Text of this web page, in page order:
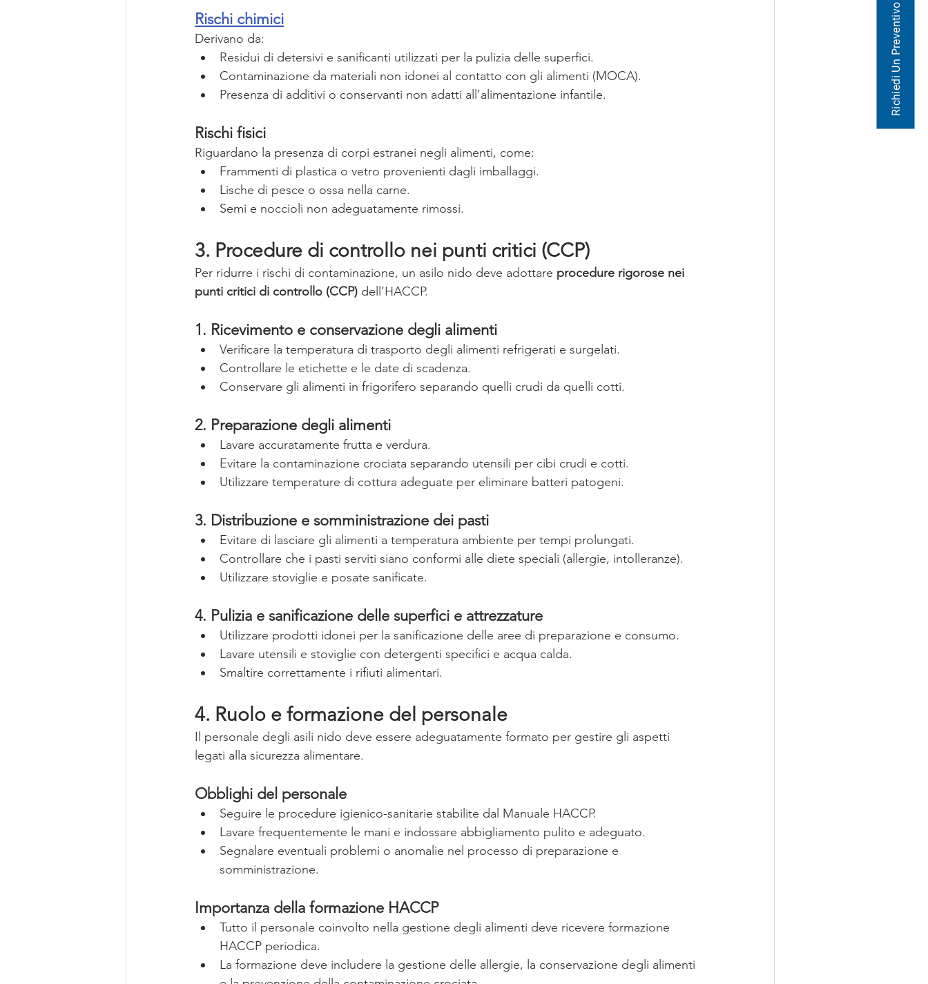
Richiedi Un Preventivo
Rischi chimici
Derivano da:
Residui di detersivi e sanificanti utilizzati per la pulizia delle superfici.
Contaminazione da materiali non idonei al contatto con gli alimenti (MOCA).
Presenza di additivi o conservanti non adatti all’alimentazione infantile.
Rischi fisici
Riguardano la presenza di corpi estranei negli alimenti, come:
Frammenti di plastica o vetro provenienti dagli imballaggi.
Lische di pesce o ossa nella carne.
Semi e noccioli non adeguatamente rimossi.
3. Procedure di controllo nei punti critici (CCP)
Per ridurre i rischi di contaminazione, un asilo nido deve adottare procedure rigorose nei
punti critici di controllo (CCP) dell’HACCP.
1. Ricevimento e conservazione degli alimenti
Verificare la temperatura di trasporto degli alimenti refrigerati e surgelati.
Controllare le etichette e le date di scadenza.
Conservare gli alimenti in frigorifero separando quelli crudi da quelli cotti.
2. Preparazione degli alimenti
Lavare accuratamente frutta e verdura.
Evitare la contaminazione crociata separando utensili per cibi crudi e cotti.
Utilizzare temperature di cottura adeguate per eliminare batteri patogeni.
3. Distribuzione e somministrazione dei pasti
Evitare di lasciare gli alimenti a temperatura ambiente per tempi prolungati.
Controllare che i pasti serviti siano conformi alle diete speciali (allergie, intolleranze).
Utilizzare stoviglie e posate sanificate.
4. Pulizia e sanificazione delle superfici e attrezzature
Utilizzare prodotti idonei per la sanificazione delle aree di preparazione e consumo.
Lavare utensili e stoviglie con detergenti specifici e acqua calda.
Smaltire correttamente i rifiuti alimentari.
4. Ruolo e formazione del personale
Il personale degli asili nido deve essere adeguatamente formato per gestire gli aspetti
legati alla sicurezza alimentare.
Obblighi del personale
Seguire le procedure igienico-sanitarie stabilite dal Manuale HACCP.
Lavare frequentemente le mani e indossare abbigliamento pulito e adeguato.
Segnalare eventuali problemi o anomalie nel processo di preparazione e
somministrazione.
Importanza della formazione HACCP
Tutto il personale coinvolto nella gestione degli alimenti deve ricevere formazione
HACCP periodica.
La formazione deve includere la gestione delle allergie, la conservazione degli alimenti